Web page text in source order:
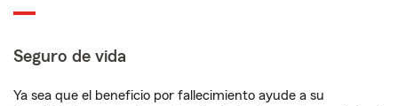
Seguro de vida
Ya sea que el beneficio por fallecimiento ayude a su